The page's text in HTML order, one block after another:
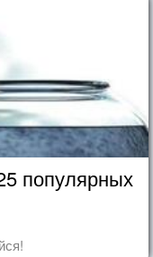
популярных